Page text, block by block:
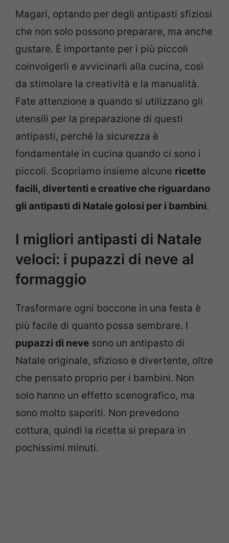
Magari, optando per degli antipasti sfiziosi
che non solo possono preparare, ma anche
gustare. È importante per i più piccoli
coinvolgerli e avvicinarli alla cucina, così
da stimolare la creatività e la manualità.
Fate attenzione a quando si utilizzano gli
utensili per la preparazione di questi
antipasti, perché la sicurezza è
fondamentale in cucina quando ci sono i
piccoli. Scopriamo insieme alcune ricette
facili, divertenti e creative che riguardano
gli antipasti di Natale golosi per i bambini.
I migliori antipasti di Natale
veloci: i pupazzi di neve al
formaggio
Trasformare ogni boccone in una festa è
più facile di quanto possa sembrare. I
pupazzi di neve sono un antipasto di
Natale originale, sfizioso e divertente, oltre
che pensato proprio per i bambini. Non
solo hanno un effetto scenografico, ma
sono molto saporiti. Non prevedono
cottura, quindi la ricetta si prepara in
pochissimi minuti.